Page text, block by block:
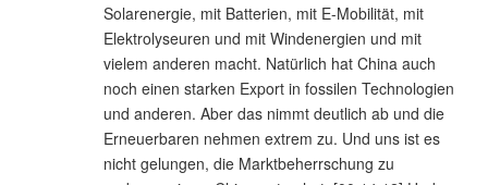
Solarenergie, mit Batterien, mit E-Mobilität, mit
Elektrolyseuren und mit Windenergien und mit
vielem anderen macht. Natürlich hat China auch
noch einen starken Export in fossilen Technologien
und anderen. Aber das nimmt deutlich ab und die
Erneuerbaren nehmen extrem zu. Und uns ist es
nicht gelungen, die Marktbeherrschung zu